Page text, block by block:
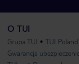
O TUI
Grupa TUI TUI Poland
Gwarancja